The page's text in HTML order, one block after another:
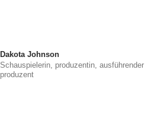
Dakota Johnson
Schauspielerin, produzentin, ausführender
produzent